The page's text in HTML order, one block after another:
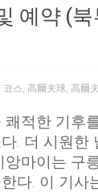
예약 (
코스 高爾夫球 高爾
쾌적한 기후
. 더 시원한
앙마이는 구
다. 이 기사